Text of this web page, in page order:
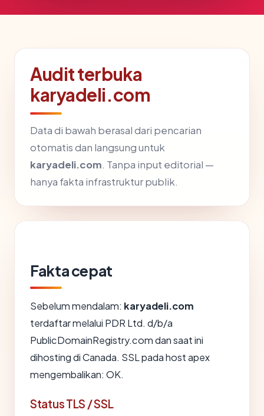
Audit terbuka
karyadeli.com
Data di bawah berasal dari pencarian
otomatis dan langsung untuk
karyadeli.com. Tanpa input editorial —
hanya fakta infrastruktur publik.
Fakta cepat
Sebelum mendalam: karyadeli.com
terdaftar melalui PDR Ltd. d/b/a
PublicDomainRegistry.com dan saat ini
dihosting di Canada. SSL pada host apex
mengembalikan: OK.
Status TLS / SSL